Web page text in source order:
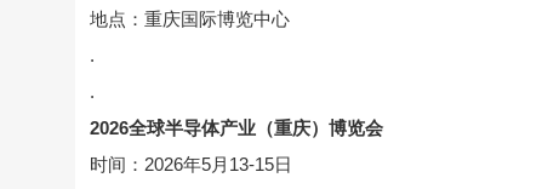
地点：重庆国际博览中心
.
.
2026全球半导体产业（重庆）博览会
时间：2026年5月13-15日